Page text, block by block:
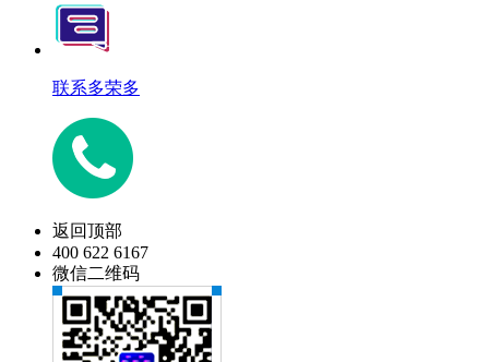
联系多荣多
返回顶部
400 622 6167
微信二维码